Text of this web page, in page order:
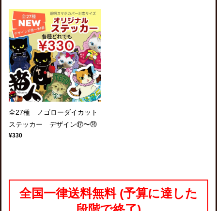
全27種 ノゴローダイカット
ステッカー デザイン⑰〜㉔
¥330
全国一律送料無料 (予算に達した